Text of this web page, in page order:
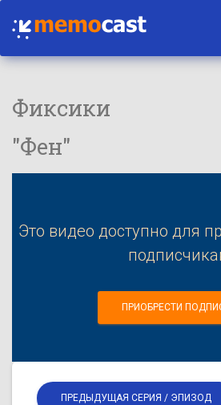
Фиксики
"Фен"
Это видео доступно для
ПРИОБРЕСТИ
ПРЕДЫДУЩАЯ СЕРИЯ / ЭПИЗОД